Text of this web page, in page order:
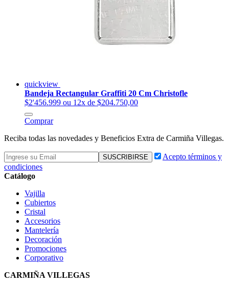
quickview
Bandeja Rectangular Graffiti 20 Cm Christofle
$2'456.999 ou 12x de $204.750,00
Comprar
Reciba todas las novedades y Beneficios Extra de Carmiña Villegas.
Acepto términos y
condiciones
Catálogo
Vajilla
Cubiertos
Cristal
Accesorios
Mantelería
Decoración
Promociones
Corporativo
CARMIÑA VILLEGAS